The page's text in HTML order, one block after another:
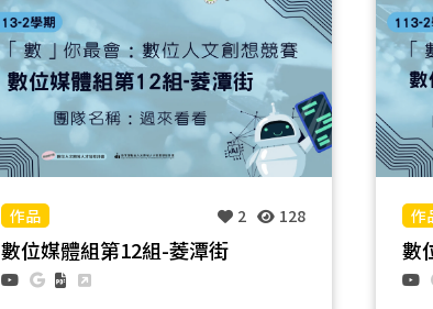
分析各里的人口特徵。藉由這些數據我們可
以觀察到都市計畫區、商業區、工業區、大
眾交通運輸工具等因素對於人口移出的推
力、人口移入的吸力。
2 128
數位媒體組第12組-菱潭街 數